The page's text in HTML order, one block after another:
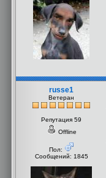
russe1
Ветеран
Репутация 59
Offline
Пол:
Сообщений: 1845